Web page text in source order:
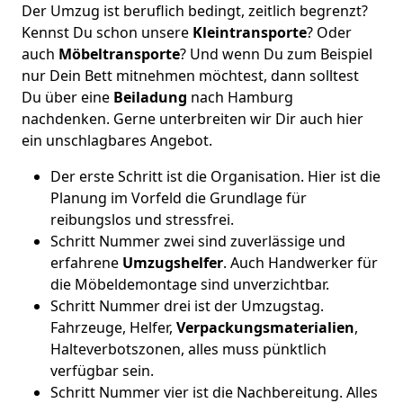
Der Umzug ist beruflich bedingt, zeitlich begrenzt?
Kennst Du schon unsere Kleintransporte? Oder
auch Möbeltransporte? Und wenn Du zum Beispiel
nur Dein Bett mitnehmen möchtest, dann solltest
Du über eine Beiladung nach Hamburg
nachdenken. Gerne unterbreiten wir Dir auch hier
ein unschlagbares Angebot.
Der erste Schritt ist die Organisation. Hier ist die
Planung im Vorfeld die Grundlage für
reibungslos und stressfrei.
Schritt Nummer zwei sind zuverlässige und
erfahrene Umzugshelfer. Auch Handwerker für
die Möbeldemontage sind unverzichtbar.
Schritt Nummer drei ist der Umzugstag.
Fahrzeuge, Helfer, Verpackungsmaterialien,
Halteverbotszonen, alles muss pünktlich
verfügbar sein.
Schritt Nummer vier ist die Nachbereitung. Alles